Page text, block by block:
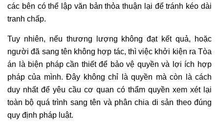
các bên có thể lập văn bản thỏa thuận lại để tránh kéo dài
tranh chấp.
Tuy nhiên, nếu thương lượng không đạt kết quả, hoặc
người đã sang tên không hợp tác, thì việc khởi kiện ra Tòa
án là biện pháp cần thiết để bảo vệ quyền và lợi ích hợp
pháp của mình. Đây không chỉ là quyền mà còn là cách
duy nhất để yêu cầu cơ quan có thẩm quyền xem xét lại
toàn bộ quá trình sang tên và phân chia di sản theo đúng
quy định pháp luật.